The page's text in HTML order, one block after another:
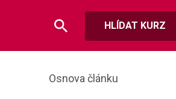
HLÍDAT KURZ
Osnova článku